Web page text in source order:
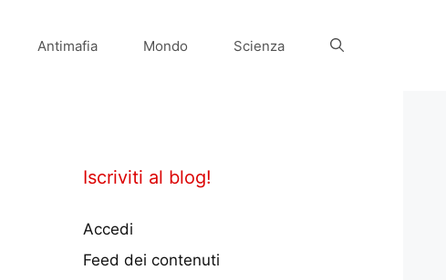
Antimafia Mondo Scienza
Iscriviti al blog!
Accedi
Feed dei contenuti